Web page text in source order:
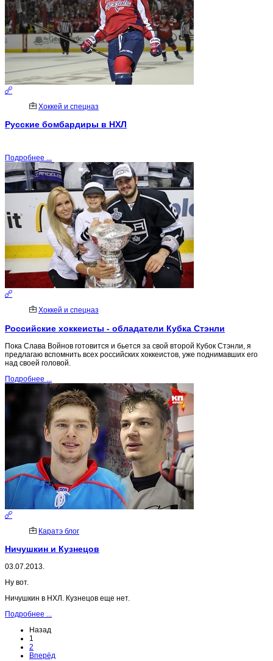
Хоккей и спецназ
Русские бомбардиры в НХЛ
Подробнее ...
Хоккей и спецназ
Российские хоккеисты - обладатели Кубка Стэнли
Пока Слава Войнов готовится и бьется за свой второй Кубок Стэнли, я
предлагаю вспомнить всех российских хоккеистов, уже поднимавших его
над своей головой.
Подробнее ...
Каратэ блог
Ничушкин и Кузнецов
03.07.2013.
Ну вот.
Ничушкин в НХЛ. Кузнецов еще нет.
Подробнее ...
Назад
1
2
Вперёд